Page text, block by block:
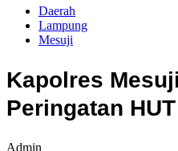
Daerah
Lampung
Mesuji
Kapolres
Peringatan
Admin